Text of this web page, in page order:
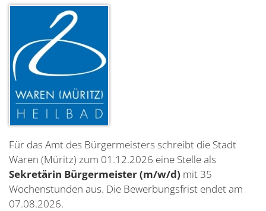
Für das Amt des Bürgermeisters schreibt die Stadt
Waren (Müritz) zum 01.12.2026 eine Stelle als
Sekretärin Bürgermeister (m/w/d) mit 35
Wochenstunden aus. Die Bewerbungsfrist endet am
07.08.2026.